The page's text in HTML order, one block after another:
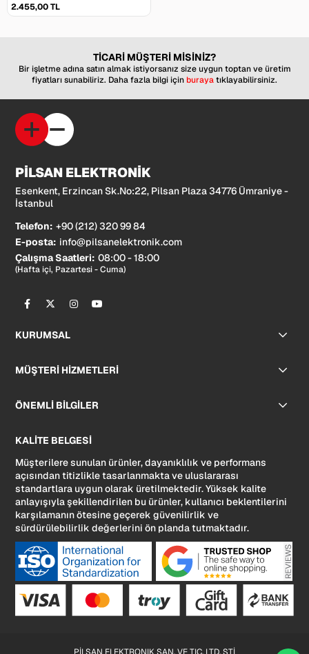
2.455,00 TL
TİCARİ MÜŞTERİ MİSİNİZ?
Bir işletme adına satın almak istiyorsanız size uygun toptan ve üretim
fiyatları sunabiliriz. Daha fazla bilgi için burayatıklayabilirsiniz.
PİLSAN ELEKTRONİK
Esenkent, Erzincan Sk.No:22, Pilsan Plaza 34776 Ümraniye -
İstanbul
Telefon: +90 (212) 320 99 84
E-posta: info@pilsanelektronik.com
Çalışma Saatleri: 08:00 - 18:00
(Hafta içi, Pazartesi - Cuma)
KURUMSAL
MÜŞTERİ HİZMETLERİ
ÖNEMLİ BİLGİLER
KALİTE BELGESİ
Müşterilere sunulan ürünler, dayanıklılık ve performans
açısından titizlikle tasarlanmakta ve uluslararası
standartlara uygun olarak üretilmektedir. Yüksek kalite
anlayışıyla şekillendirilen bu ürünler, kullanıcı beklentilerini
karşılamanın ötesine geçerek güvenilirlik ve
sürdürülebilirlik değerlerini ön planda tutmaktadır.